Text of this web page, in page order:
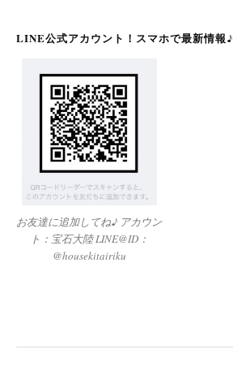
LINE公式アカウント！スマホで最新情報♪
お友達に追加してね♪ アカウン
ト：宝石大陸 LINE@ID：
@housekitairiku